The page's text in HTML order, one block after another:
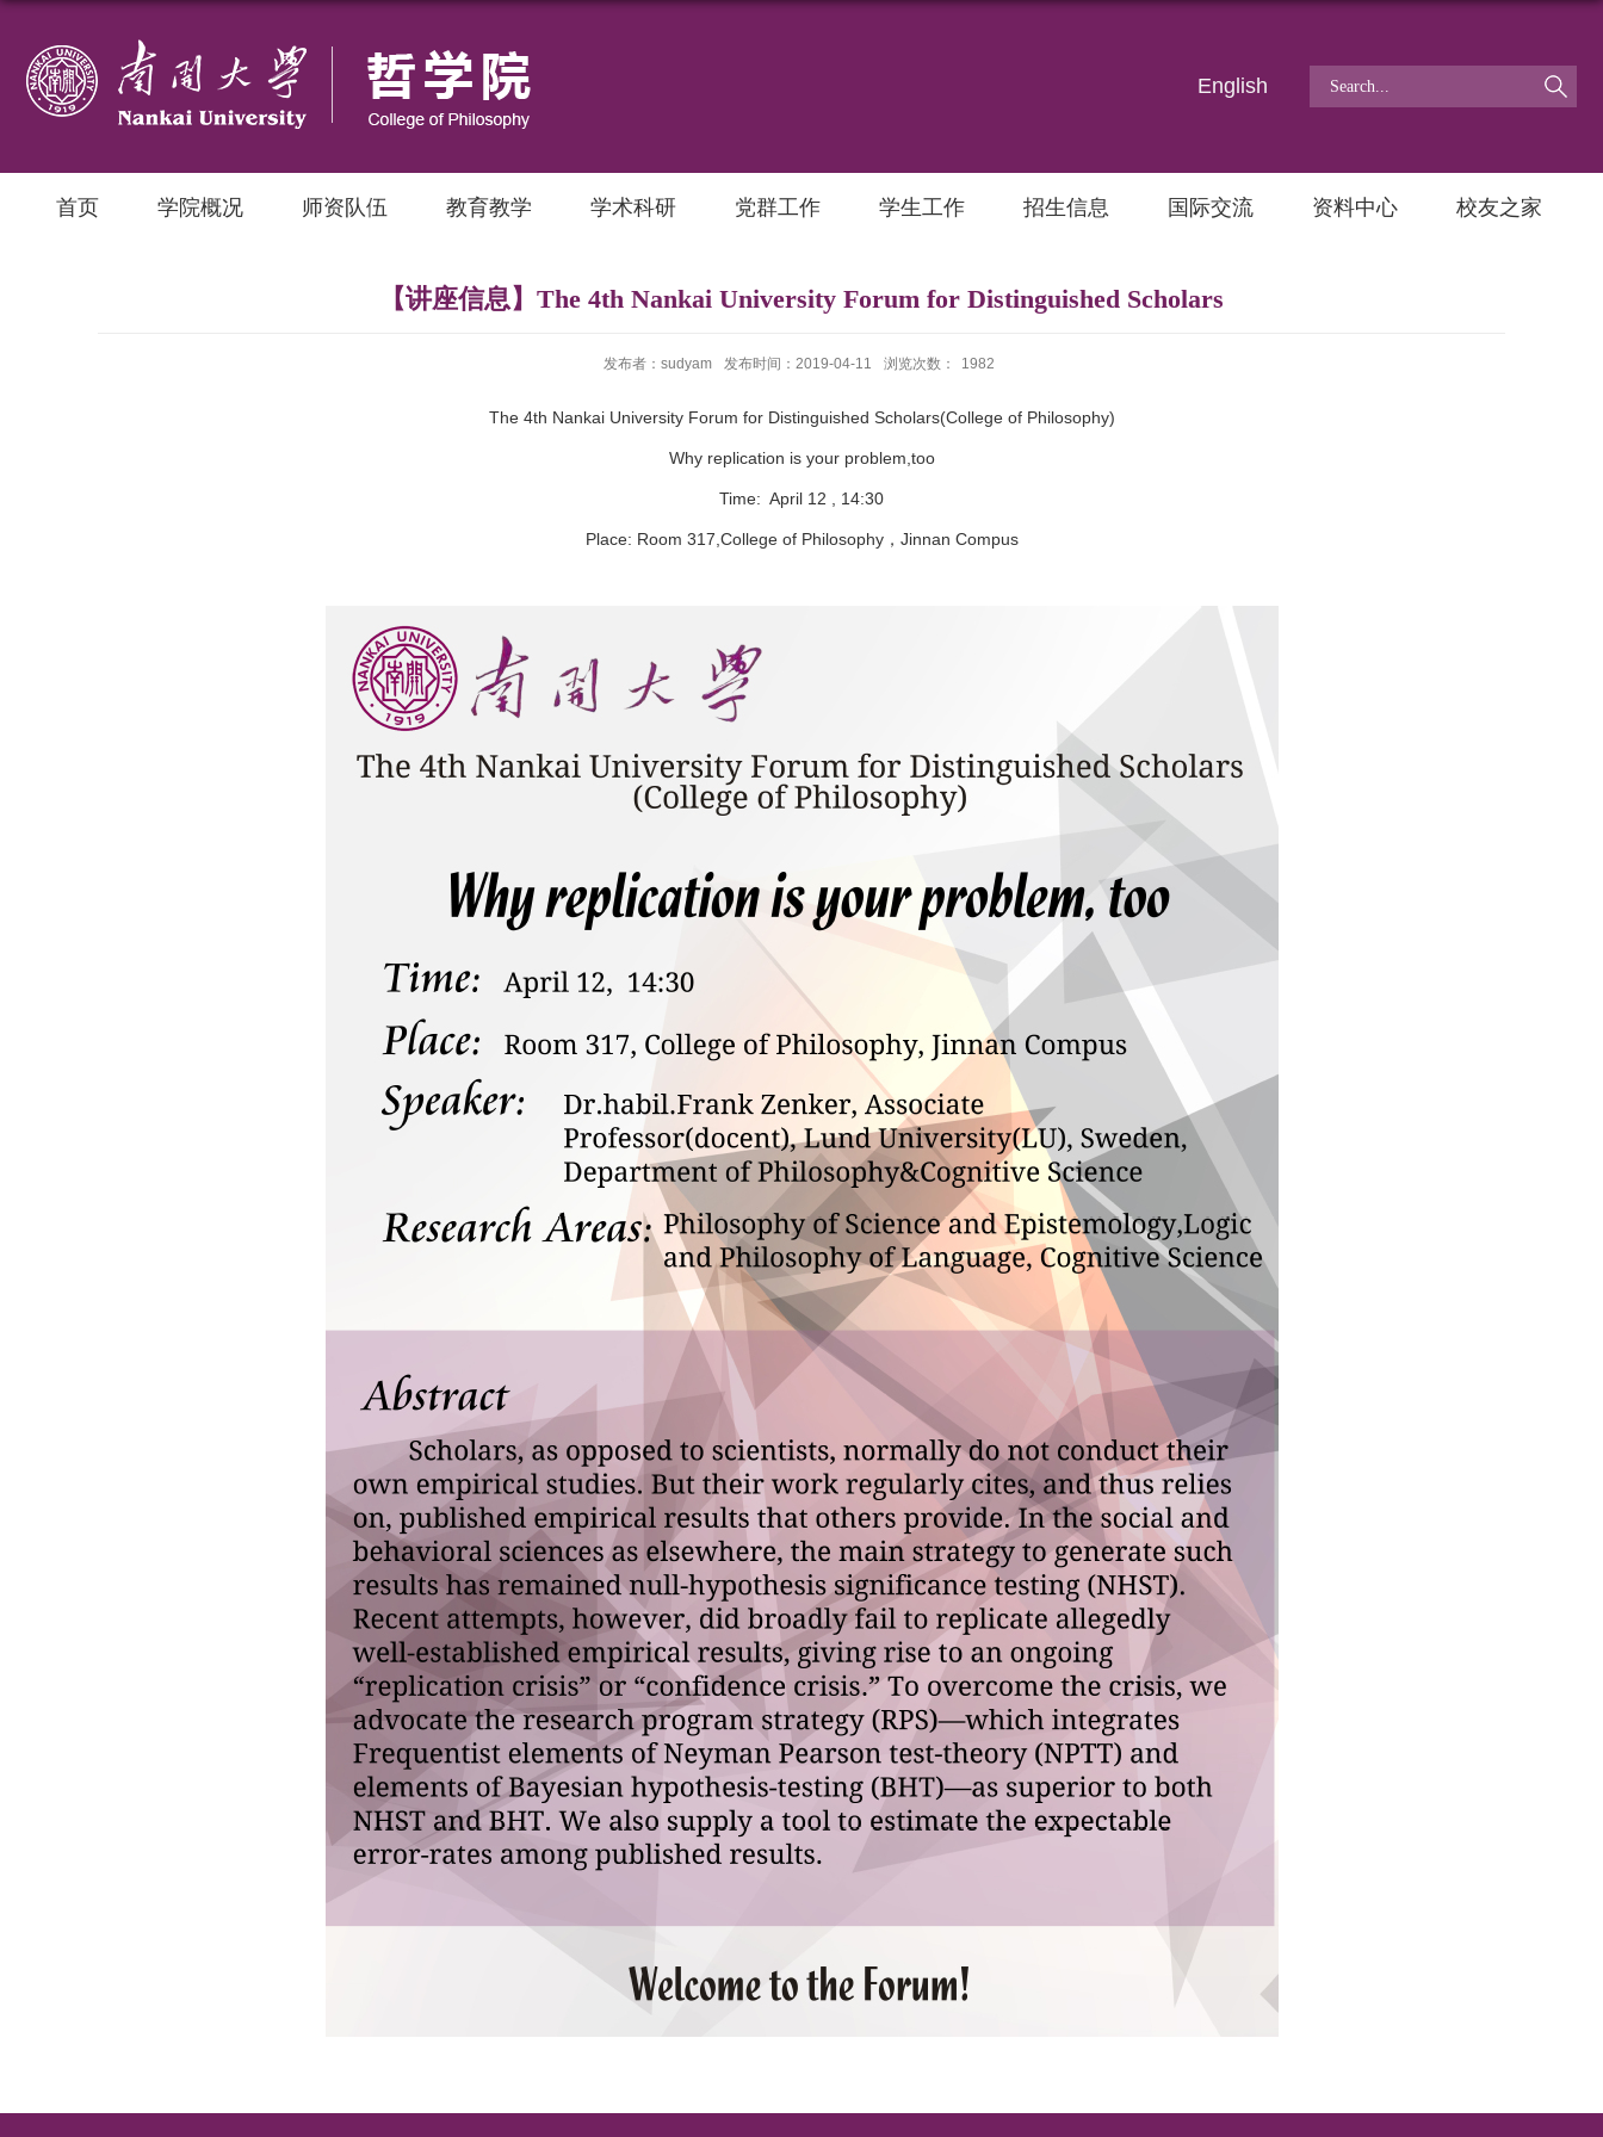
English
首页 学院概况 师资队伍 教育教学 学术科研 党群工作 学生工作 招生信息 国际交流 资料中心 校友之家
【讲座信息】The 4th Nankai University Forum for Distinguished Scholars
发布者：sudyam 发布时间：2019-04-11 浏览次数： 1982
The 4th Nankai University Forum for Distinguished Scholars(College of Philosophy)
Why replication is your problem,too
Time: April 12 , 14:30
Place: Room 317,College of Philosophy，Jinnan Compus